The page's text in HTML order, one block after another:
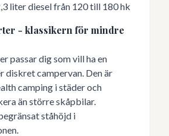
liter diesel från 120 till 180 hk
- klassikern för mindre
passar dig som vill ha en
diskret campervan. Den är
camping i städer och
än större skåpbilar.
ståhöjd i